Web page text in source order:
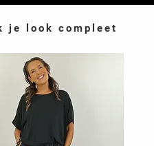
je look compleet